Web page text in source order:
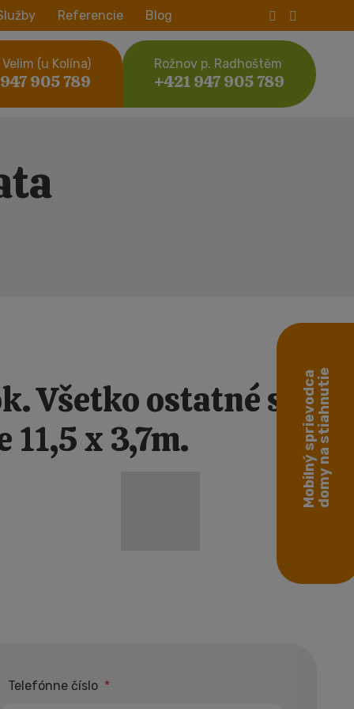
Referencie Blog
Velim (u Kolína)
905 789
Rožnov p. Radhoštěm
+421 947 905 789
Všetko ostatné si
x 3,7m.
Telefónne číslo *
Mobilný sprievodcadomy na stiahnutie